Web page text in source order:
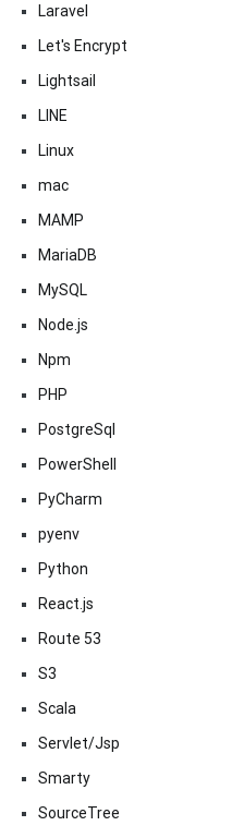
Laravel
Let's Encrypt
Lightsail
LINE
Linux
mac
MAMP
MariaDB
MySQL
Node.js
Npm
PHP
PostgreSql
PowerShell
PyCharm
pyenv
Python
React.js
Route 53
S3
Scala
Servlet/Jsp
Smarty
SourceTree